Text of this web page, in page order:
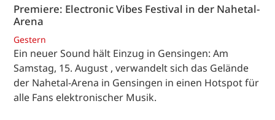
Premiere: Electronic Vibes Festival in der Nahetal-
Arena
Gestern
Ein neuer Sound hält Einzug in Gensingen: Am
Samstag, 15. August , verwandelt sich das Gelände
der Nahetal-Arena in Gensingen in einen Hotspot für
alle Fans elektronischer Musik.